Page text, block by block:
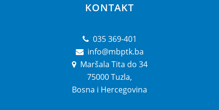
KONTAKT
035 369-401
info@mbptk.ba
Maršala Tita do 34
75000 Tuzla,
Bosna i Hercegovina